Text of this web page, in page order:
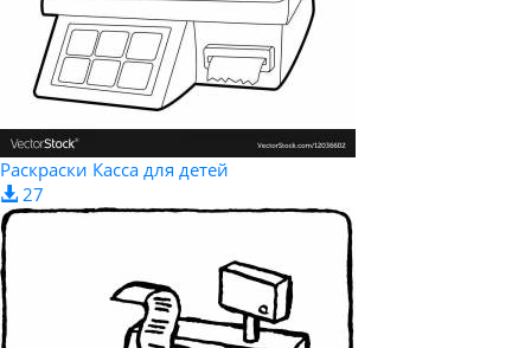
Раскраски Касса для детей
27